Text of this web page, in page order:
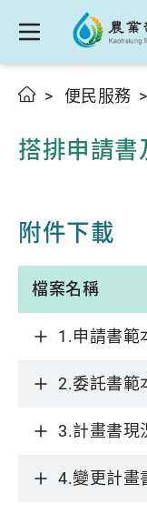
便民服務
搭排申請書
附件下載
檔案名稱
1.申請書範
2.委託書範
3.計畫書現
4.變更計畫